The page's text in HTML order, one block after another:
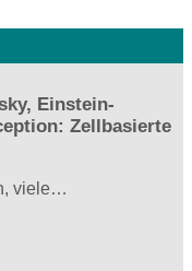
Einstein-
Zellbasierte
viele…